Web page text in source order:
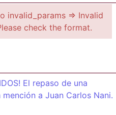
invalid_params => Invalid
check the format.
El repaso de una
a Juan Carlos Nani.